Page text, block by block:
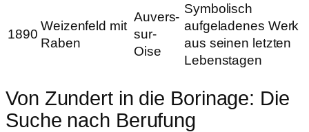
1890
Weizenfeld mit
Raben
Auvers-
sur-
Oise
Symbolisch
aufgeladenes Werk
aus seinen letzten
Lebenstagen
Von Zundert in die Borinage: Die
Suche nach Berufung